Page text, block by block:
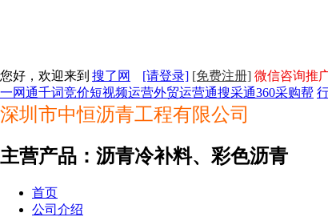
您好，欢迎来到 搜了网 [请登录] [免费注册] 微信咨询推
一网通千词竞价短视频运营外贸运营通搜采通360采购帮
深圳市中恒沥青工程有限公司
主营产品：沥青冷补料、彩色沥青
首页
公司介绍